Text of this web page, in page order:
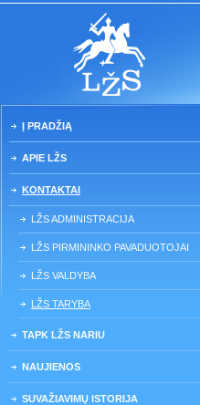
Į PRADŽIĄ
APIE LŽS
KONTAKTAI
LŽS ADMINISTRACIJA
LŽS PIRMININKO PAVADUOTOJAI
LŽS VALDYBA
LŽS TARYBA
TAPK LŽS NARIU
NAUJIENOS
SUVAŽIAVIMŲ ISTORIJA